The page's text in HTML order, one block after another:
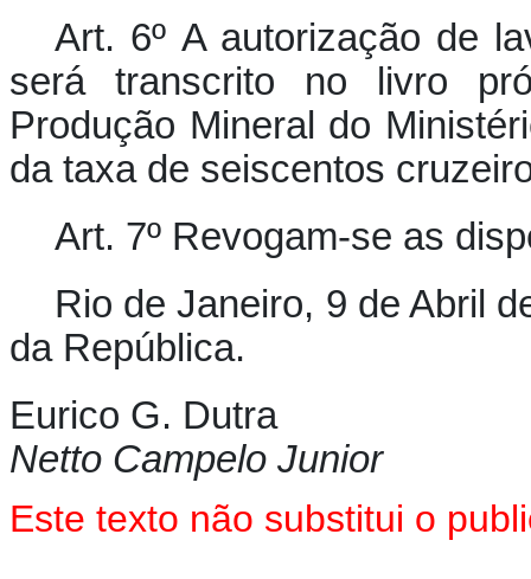
Art. 6º A autorização de
será transcrito no livro
Produção Mineral do
da taxa de seiscentos
Art. 7º Revogam-se as
Rio de Janeiro, 9 de Abril
da República.
Eurico G. Dutra
Netto Campelo Junior
Este texto não substitui o